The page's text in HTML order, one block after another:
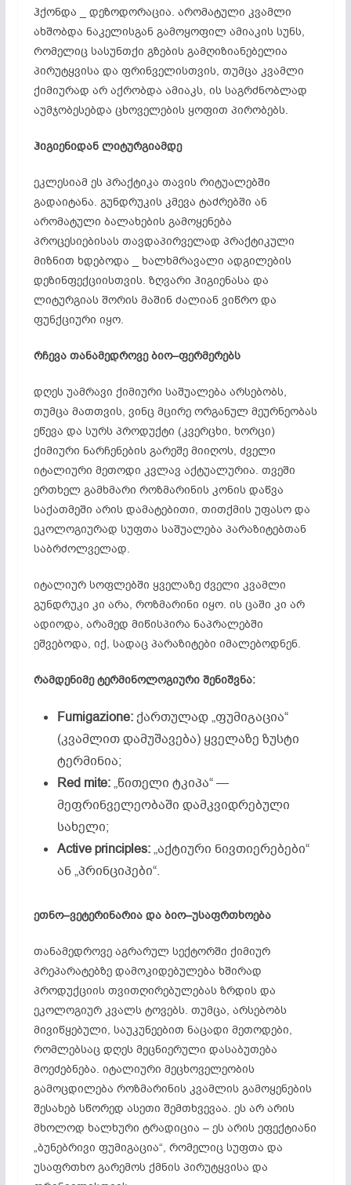
ჰქონდა _ დეზოდორაცია. არომატული კვამლი
ახშობდა ნაკელისგან გამოყოფილ ამიაკის სუნს,
რომელიც სასუნთქი გზების გამღიზიანებელია
პირუტყვისა და ფრინველისთვის, თუმცა კვამლი
ქიმიურად არ აქრობდა ამიაკს, ის საგრძნობლად
აუმჯობესებდა ცხოველების ყოფით პირობებს.
ჰიგიენიდან ლიტურგიამდე
ეკლესიამ ეს პრაქტიკა თავის რიტუალებში
გადაიტანა. გუნდრუკის კმევა ტაძრებში ან
არომატული ბალახების გამოყენება
პროცესიებისას თავდაპირველად პრაქტიკული
მიზნით ხდებოდა _ ხალხმრავალი ადგილების
დეზინფექციისთვის. ზღვარი ჰიგიენასა და
ლიტურგიას შორის მაშინ ძალიან ვიწრო და
ფუნქციური იყო.
რჩევა თანამედროვე ბიო–ფერმერებს
დღეს უამრავი ქიმიური საშუალება არსებობს,
თუმცა მათთვის, ვინც მცირე ორგანულ მეურნეობას
ეწევა და სურს პროდუქტი (კვერცხი, ხორცი)
ქიმიური ნარჩენების გარეშე მიიღოს, ძველი
იტალიური მეთოდი კვლავ აქტუალურია. თვეში
ერთხელ გამხმარი როზმარინის კონის დაწვა
საქათმეში არის დამატებითი, თითქმის უფასო და
ეკოლოგიურად სუფთა საშუალება პარაზიტებთან
საბრძოლველად.
იტალიურ სოფლებში ყველაზე ძველი კვამლი
გუნდრუკი კი არა, როზმარინი იყო. ის ცაში კი არ
ადიოდა, არამედ მიწისპირა ნაპრალებში
ეშვებოდა, იქ, სადაც პარაზიტები იმალებოდნენ.
რამდენიმე ტერმინოლოგიური შენიშვნა:
Fumigazione:ქართულად „ფუმიგაცია“
(კვამლით დამუშავება) ყველაზე ზუსტი
ტერმინია;
Red mite:„წითელი ტკიპა“ —
მეფრინველეობაში დამკვიდრებული
სახელი;
Active principles:„აქტიური ნივთიერებები“
ან „პრინციპები“.
ეთნო–ვეტერინარია და ბიო–უსაფრთხოება
თანამედროვე აგრარულ სექტორში ქიმიურ
პრეპარატებზე დამოკიდებულება ხშირად
პროდუქციის თვითღირებულებას ზრდის და
ეკოლოგიურ კვალს ტოვებს. თუმცა, არსებობს
მივიწყებული, საუკუნეებით ნაცადი მეთოდები,
რომლებსაც დღეს მეცნიერული დასაბუთება
მოეძებნება. იტალიური მეცხოველეობის
გამოცდილება როზმარინის კვამლის გამოყენების
შესახებ სწორედ ასეთი შემთხვევაა. ეს არ არის
მხოლოდ ხალხური ტრადიცია – ეს არის ეფექტიანი
„ბუნებრივი ფუმიგაცია“, რომელიც სუფთა და
უსაფრთხო გარემოს ქმნის პირუტყვისა და